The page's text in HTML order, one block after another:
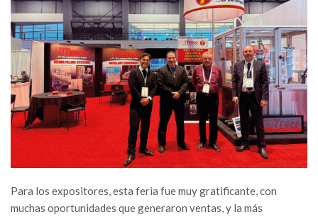
Para los expositores, esta feria fue muy gratificante, con
muchas oportunidades que generaron ventas, y la más